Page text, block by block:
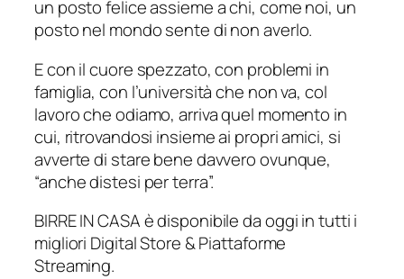
un posto felice assieme a chi, come noi, un
posto nel mondo sente di non averlo.
E con il cuore spezzato, con problemi in
famiglia, con l’università che non va, col
lavoro che odiamo, arriva quel momento in
cui, ritrovandosi insieme ai propri amici, si
avverte di stare bene davvero ovunque,
“anche distesi per terra”.
BIRRE IN CASA è disponibile da oggi in tutti i
migliori Digital Store & Piattaforme
Streaming.